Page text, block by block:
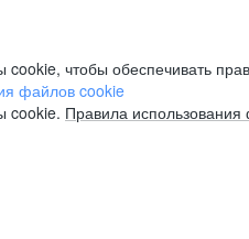
чтобы обеспечивать
файлов cookie
cookie. Правила